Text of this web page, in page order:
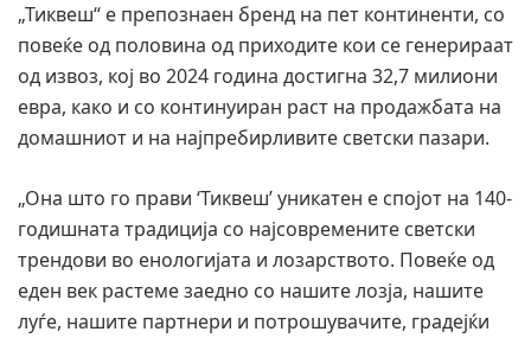
„Тиквеш“ е препознаен бренд на пет континенти, со
повеќе од половина од приходите кои се генерираат
од извоз, кој во 2024 година достигна 32,7 милиони
евра, како и со континуиран раст на продажбата на
домашниот и на најпребирливите светски пазари.
„Она што го прави ‘Тиквеш’ уникатен е спојот на 140-
годишната традиција со најсовремените светски
трендови во енологијата и лозарството. Повеќе од
еден век растеме заедно со нашите лозја, нашите
луѓе, нашите партнери и потрошувачите, градејќи